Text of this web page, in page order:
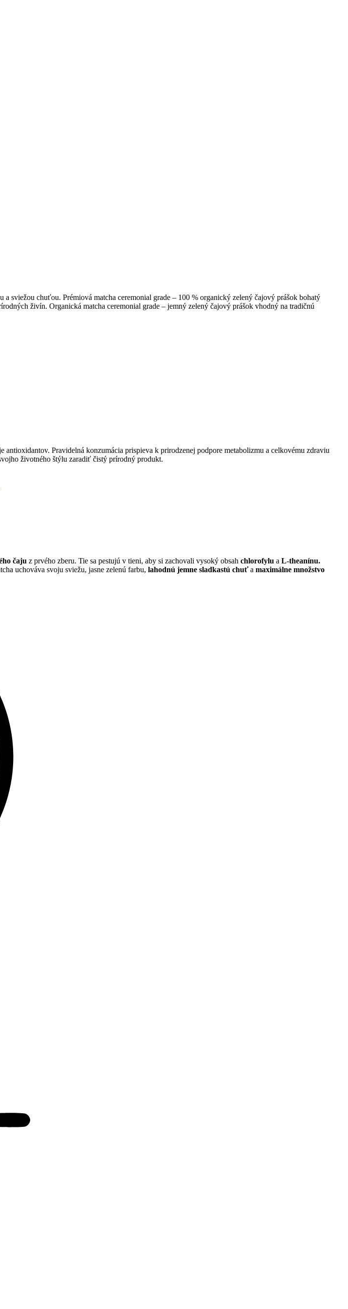
Pravidelná konzumácia prispieva k prirodzenej podpore metabolizmu a celkovému zdraviu
životného štýlu zaradiť čistý prírodný produkt.
čaju z prvého zberu. Tie sa pestujú v tieni, aby si zachovali vysoký obsah chlorofylu a L-theanínu.
uchováva svoju sviežu, jasne zelenú farbu, lahodnú jemne sladkastú chuťa maximálne množstvo